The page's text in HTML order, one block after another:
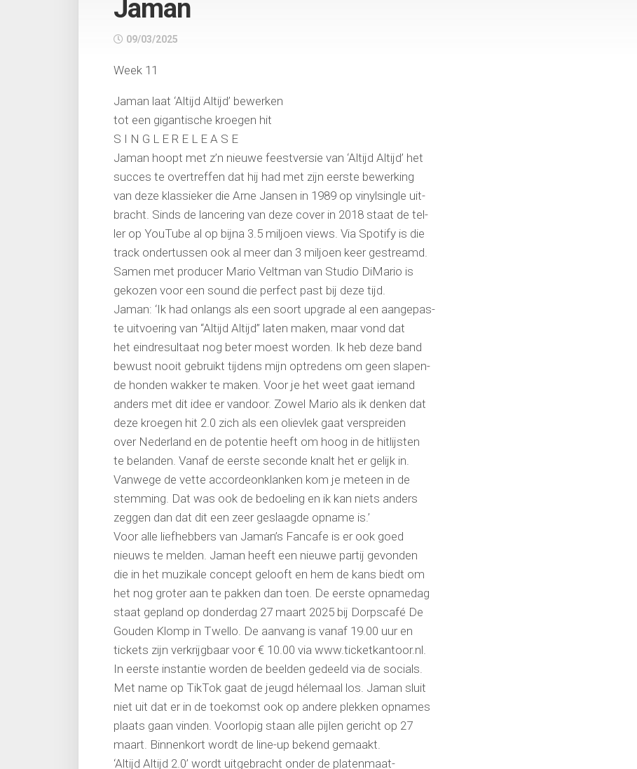
Jaman
09/03/2025
Week 11
Jaman laat ‘Altijd Altijd’ bewerken
tot een gigantische kroegen hit
S I N G L E R E L E A S E
Jaman hoopt met z’n nieuwe feestversie van ‘Altijd Altijd’ het
succes te overtreffen dat hij had met zijn eerste bewerking
van deze klassieker die Arne Jansen in 1989 op vinylsingle uit-
bracht. Sinds de lancering van deze cover in 2018 staat de tel-
ler op YouTube al op bijna 3.5 miljoen views. Via Spotify is die
track ondertussen ook al meer dan 3 miljoen keer gestreamd.
Samen met producer Mario Veltman van Studio DiMario is
gekozen voor een sound die perfect past bij deze tijd.
Jaman: ‘Ik had onlangs als een soort upgrade al een aangepas-
te uitvoering van “Altijd Altijd” laten maken, maar vond dat
het eindresultaat nog beter moest worden. Ik heb deze band
bewust nooit gebruikt tijdens mijn optredens om geen slapen-
de honden wakker te maken. Voor je het weet gaat iemand
anders met dit idee er vandoor. Zowel Mario als ik denken dat
deze kroegen hit 2.0 zich als een olievlek gaat verspreiden
over Nederland en de potentie heeft om hoog in de hitlijsten
te belanden. Vanaf de eerste seconde knalt het er gelijk in.
Vanwege de vette accordeonklanken kom je meteen in de
stemming. Dat was ook de bedoeling en ik kan niets anders
zeggen dan dat dit een zeer geslaagde opname is.’
Voor alle liefhebbers van Jaman’s Fancafe is er ook goed
nieuws te melden. Jaman heeft een nieuwe partij gevonden
die in het muzikale concept gelooft en hem de kans biedt om
het nog groter aan te pakken dan toen. De eerste opnamedag
staat gepland op donderdag 27 maart 2025 bij Dorpscafé De
Gouden Klomp in Twello. De aanvang is vanaf 19.00 uur en
tickets zijn verkrijgbaar voor € 10.00 via www.ticketkantoor.nl.
In eerste instantie worden de beelden gedeeld via de socials.
Met name op TikTok gaat de jeugd hélemaal los. Jaman sluit
niet uit dat er in de toekomst ook op andere plekken opnames
plaats gaan vinden. Voorlopig staan alle pijlen gericht op 27
maart. Binnenkort wordt de line-up bekend gemaakt.
‘Altijd Altijd 2.0’ wordt uitgebracht onder de platenmaat-